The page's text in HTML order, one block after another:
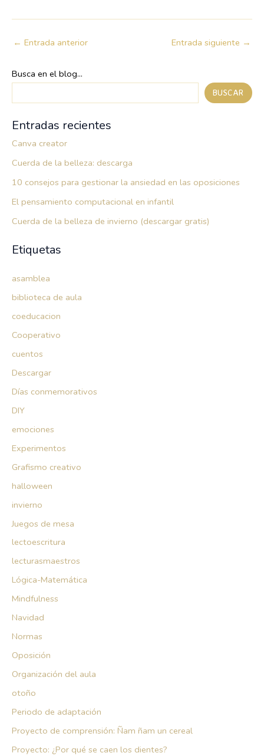
← Entrada anterior Entrada siguiente →
Busca en el blog...
BUSCAR
Entradas recientes
Canva creator
Cuerda de la belleza: descarga
10 consejos para gestionar la ansiedad en las oposiciones
El pensamiento computacional en infantil
Cuerda de la belleza de invierno (descargar gratis)
Etiquetas
asamblea
biblioteca de aula
coeducacion
Cooperativo
cuentos
Descargar
Días conmemorativos
DIY
emociones
Experimentos
Grafismo creativo
halloween
invierno
Juegos de mesa
lectoescritura
lecturasmaestros
Lógica-Matemática
Mindfulness
Navidad
Normas
Oposición
Organización del aula
otoño
Periodo de adaptación
Proyecto de comprensión: Ñam ñam un cereal
Proyecto: ¿Por qué se caen los dientes?